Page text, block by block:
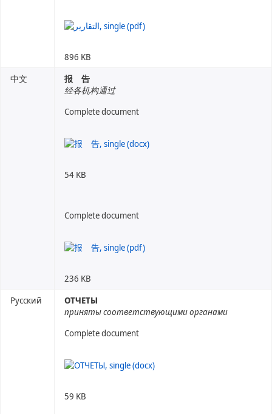
896 KB
中文
报 告
经各机构通过
Complete document
54 KB
Complete document
236 KB
Русский
ОТЧЕТЫ
приняты соответствующими органами
Complete document
59 KB